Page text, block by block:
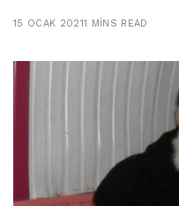
15 OCAK 20211 MINS READ